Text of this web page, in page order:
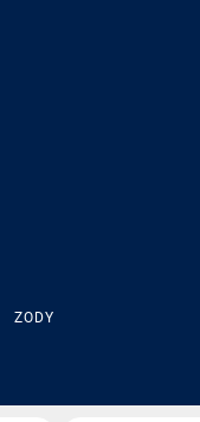
ZODY